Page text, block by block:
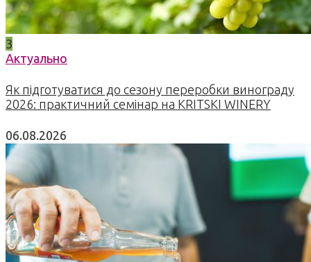
3
Актуально
Як підготуватися до сезону переробки винограду
2026: практичний семінар на KRITSKI WINERY
06.08.2026